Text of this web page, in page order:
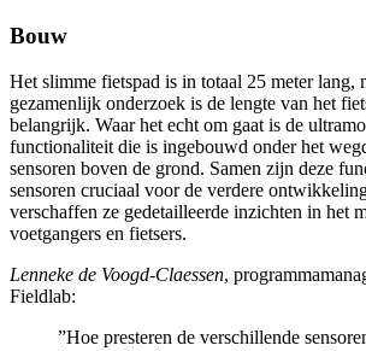
Bouw
Het slimme fietspad is in totaal 25 meter lang,
gezamenlijk onderzoek is de lengte van het
belangrijk. Waar het echt om gaat is de
functionaliteit die is ingebouwd onder het
sensoren boven de grond. Samen zijn deze
sensoren cruciaal voor de verdere
verschaffen ze gedetailleerde inzichten in het
voetgangers en fietsers.
Lenneke de Voogd-Claessen,
Fieldlab:
”Hoe presteren de verschillende